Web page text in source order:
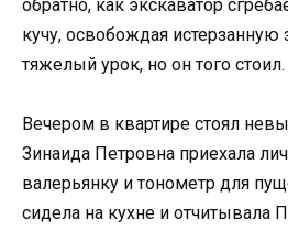
обратно, как экскаватор
кучу, освобождая
тяжелый урок, но он того стоил.
Вечером в квартире стоял
Зинаида Петровна приехала
валерьянку и тонометр для
сидела на кухне и отчитывала